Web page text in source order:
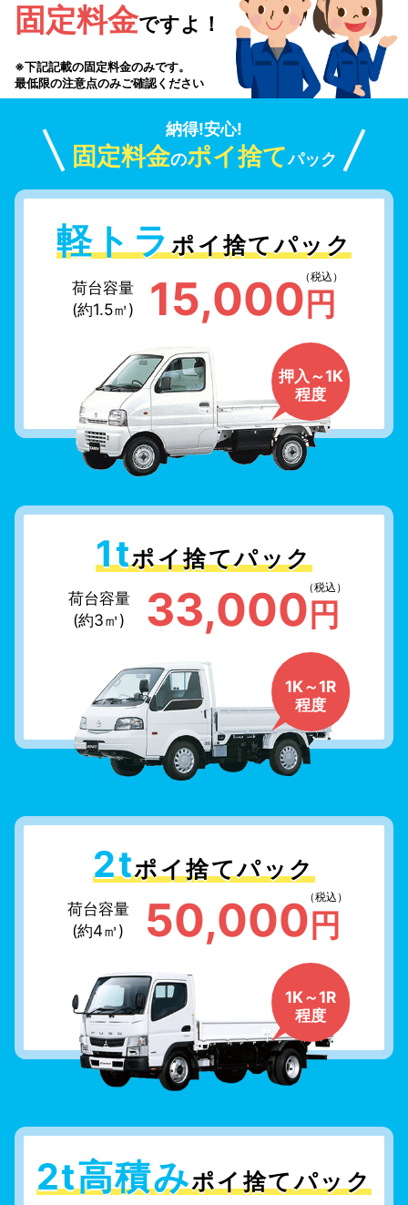
固定料金ですよ！
※下記記載の固定料金のみです。
最低限の注意点のみご確認ください
納得!安心!
固定料金のポイ捨てパック
軽トラポイ捨てパック
荷台容量
(約1.5㎥)
15,000 円
（税込）
押入～1K
程度
1tポイ捨てパック
荷台容量
(約3㎥)
33,000円
（税込）
1K～1R
程度
2tポイ捨てパック
荷台容量
(約4㎥)
50,000円
（税込）
1K～1R
程度
2t高積みポイ捨てパック